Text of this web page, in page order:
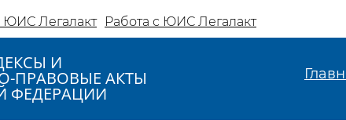
ЮИС Легалакт Работа с ЮИС Легалакт
И
ПРАВОВЫЕ АКТЫ
ФЕДЕРАЦИИ